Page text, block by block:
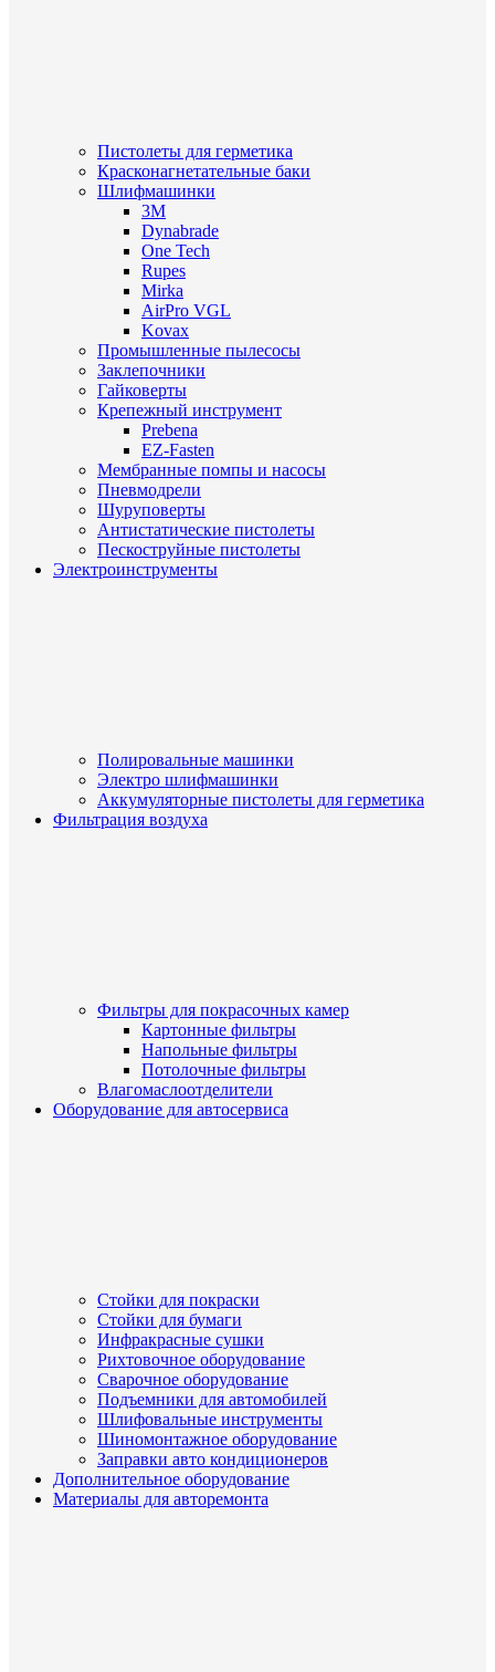
Пистолеты для герметика
Красконагнетательные баки
Шлифмашинки
3M
Dynabrade
One Tech
Rupes
Mirka
AirPro VGL
Kovax
Промышленные пылесосы
Заклепочники
Гайковерты
Крепежный инструмент
Prebena
EZ-Fasten
Мембранные помпы и насосы
Пневмодрели
Шуруповерты
Антистатические пистолеты
Пескоструйные пистолеты
Электроинструменты
Полировальные машинки
Электро шлифмашинки
Аккумуляторные пистолеты для герметика
Фильтрация воздуха
Фильтры для покрасочных камер
Картонные фильтры
Напольные фильтры
Потолочные фильтры
Влагомаслоотделители
Оборудование для автосервиса
Стойки для покраски
Стойки для бумаги
Инфракрасные сушки
Рихтовочное оборудование
Сварочное оборудование
Подъемники для автомобилей
Шлифовальные инструменты
Шиномонтажное оборудование
Заправки авто кондиционеров
Дополнительное оборудование
Материалы для авторемонта